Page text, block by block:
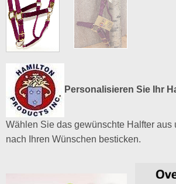
Personalisieren Sie Ihr
Wählen Sie das gewünschte Halfter aus
nach Ihren Wünschen besticken.